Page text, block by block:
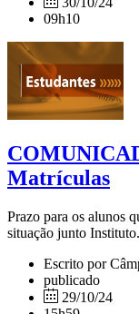
09h10
Matrículas
Prazo para os alunos
situação junto Instituto.
Escrito por
publicado
29/10/24